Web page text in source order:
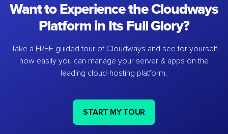
Want to Experience the Cloudways
Platform in Its Full Glory?
Take a FREE guided tour of Cloudways and see for yourself
how easily you can manage your server & apps on the
leading cloud-hosting platform.
START MY TOUR